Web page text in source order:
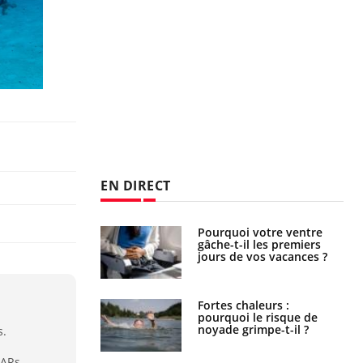
EN DIRECT
Pourquoi votre ventre
gâche-t-il les premiers
jours de vos vacances ?
Fortes chaleurs :
pourquoi le risque de
noyade grimpe-t-il ?